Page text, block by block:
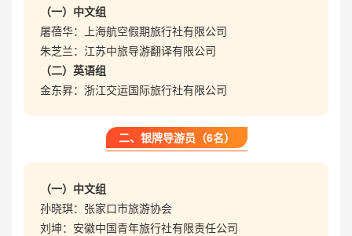
（一）中文组
屠蓓华：上海航空假期旅行社有限公司
朱芝兰：江苏中旅导游翻译有限公司
（二）英语组
金东昇：浙江交运国际旅行社有限公司
二、银牌导游员（6名）
（一）中文组
孙晓琪：张家口市旅游协会
刘坤：安徽中国青年旅行社有限责任公司